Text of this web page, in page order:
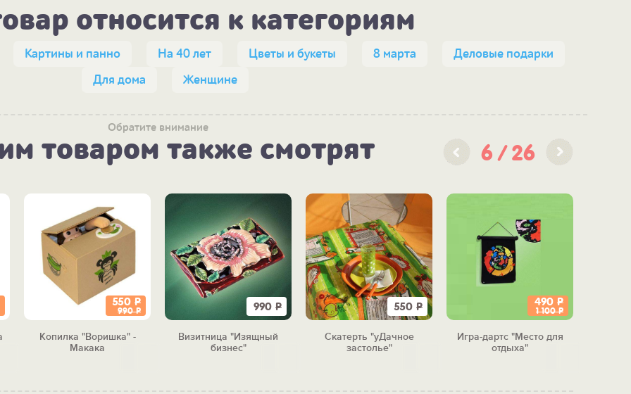
относится к категориям
Картины и панно На 40 лет Цветы и букеты 8 марта
Деловые подарки
Для дома
Женщине
Обратите внимание
товаром также смотрят 6 26
550 Р
990Р
Копилка "Воришка" -
Макака
990 Р
Визитница "Изящный
бизнес"
550 Р
Скатерть "уДачное
застолье"
490 Р
1 100Р
Игра-дартс "Место для
отдыха"